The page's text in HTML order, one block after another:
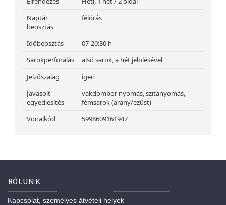
Naptár
beosztás
félórás
Időbeosztás
07-20:30 h
Sarokperforálás
alsó sarok, a hét jelölésével
Jelzőszalag
igen
Javasolt
egyediesítés
vakdombor nyomás, szitanyomás,
fémsarok (arany/ezüst)
Vonalkód
5998609161947
RÓLUNK
Kapcsolat, személyes átvételi helyek